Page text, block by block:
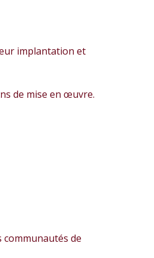
implantation et
de mise en œuvre.
de